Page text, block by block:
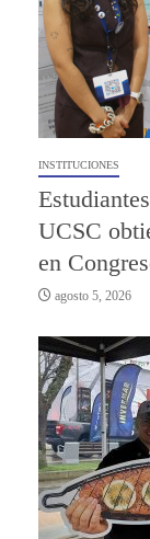
INSTITUCIONES
UCSC
en
agosto 5, 2026